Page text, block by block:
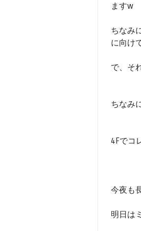
ますw
ちなみ
に向け
で、そ
ちなみ
4Fでコ
今夜も
明日は